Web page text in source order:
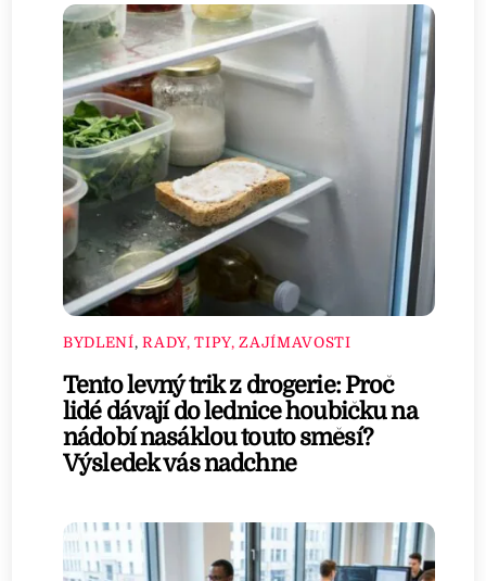
BYDLENÍ,RADY, TIPY, ZAJÍMAVOSTI
Tento levný trik z drogerie: Proč
lidé dávají do lednice houbičku na
nádobí nasáklou touto směsí?
Výsledek vás nadchne